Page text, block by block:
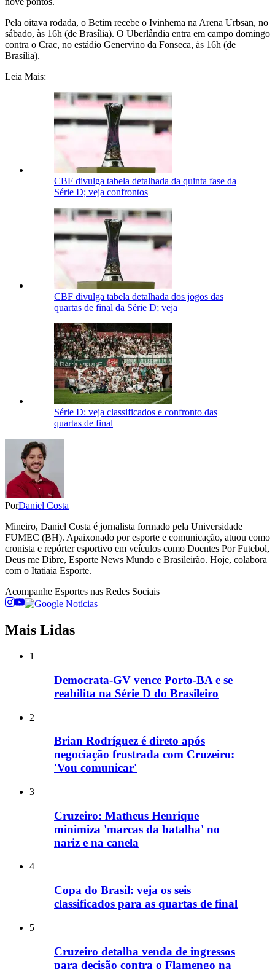
Pela oitava rodada, o Betim recebe o Ivinhema na Arena Urbsan, no
sábado, às 16h (de Brasília). O Uberlândia entra em campo domingo
contra o Crac, no estádio Genervino da Fonseca, às 16h (de
Brasília).
Leia Mais:
CBF divulga tabela detalhada da quinta fase da
Série D; veja confrontos
CBF divulga tabela detalhada dos jogos das
quartas de final da Série D; veja
Série D: veja classificados e confronto das
quartas de final
PorDaniel Costa
Mineiro, Daniel Costa é jornalista formado pela Universidade
FUMEC (BH). Apaixonado por esporte e comunicação, atuou como
cronista e repórter esportivo em veículos como Doentes Por Futebol,
Deus me Dibre, Esporte News Mundo e Brasileirão. Hoje, colabora
com o Itatiaia Esporte.
Acompanhe Esportes nas Redes Sociais
Mais Lidas
1
Democrata-GV vence Porto-BA e se
reabilita na Série D do Brasileiro
2
Brian Rodríguez é direto após
negociação frustrada com Cruzeiro:
'Vou comunicar'
3
Cruzeiro: Matheus Henrique
minimiza 'marcas da batalha' no
nariz e na canela
4
Copa do Brasil: veja os seis
classificados para as quartas de final
5
Cruzeiro detalha venda de ingressos
para decisão contra o Flamengo na